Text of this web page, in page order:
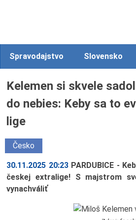
Spravodajstvo Slovensko
Kelemen si skvele
do nebies: Keby sa to
lige
Česko
30.11.2025 20:23 PARDUBICE -
českej extralige! S majstrom
vynachváliť